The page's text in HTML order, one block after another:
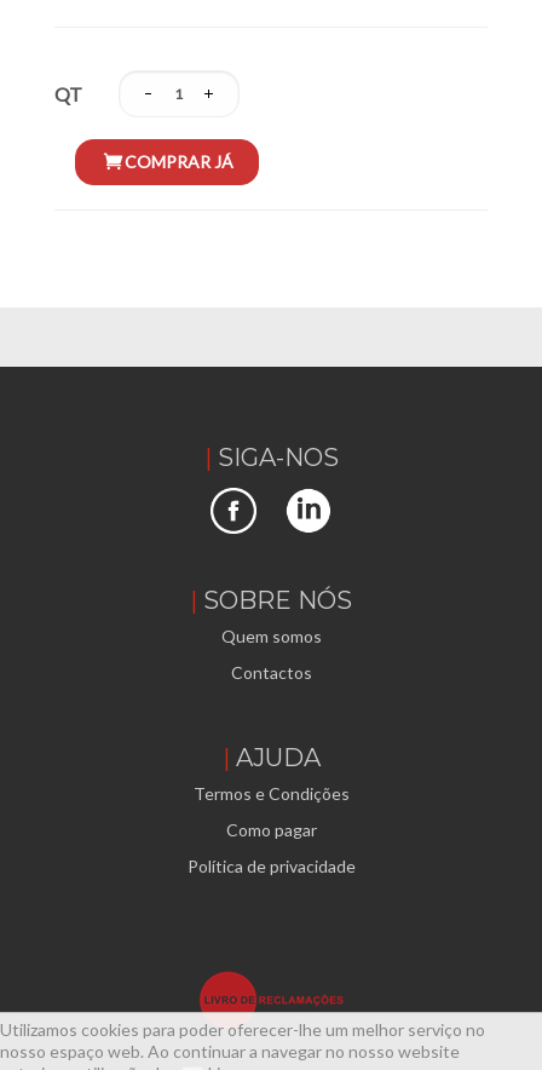
QT
SIGA-NOS
SOBRE NÓS
Quem somos
Contactos
AJUDA
Termos e Condições
Como pagar
Política de privacidade
Utilizamos cookies para poder oferecer-lhe um melhor serviço no
nosso espaço web. Ao continuar a navegar no nosso website